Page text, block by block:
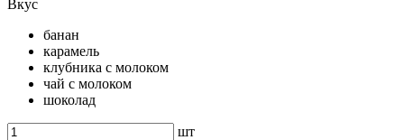
Вкус
банан
карамель
клубника с молоком
чай с молоком
шоколад
шт